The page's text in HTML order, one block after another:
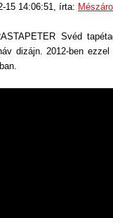
15 14:06:51, írta:
Svéd
dizájn. 2012-ben